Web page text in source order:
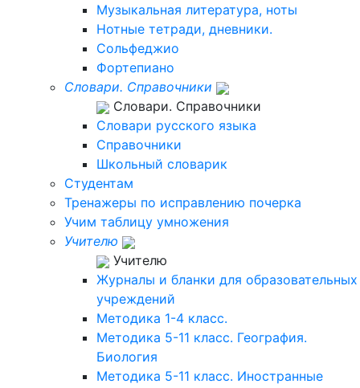
Музыкальная литература, ноты
Нотные тетради, дневники.
Сольфеджио
Фортепиано
Словари. Справочники
Словари. Справочники
Словари русского языка
Справочники
Школьный словарик
Студентам
Тренажеры по исправлению почерка
Учим таблицу умножения
Учителю
Учителю
Журналы и бланки для образовательных
учреждений
Методика 1-4 класс.
Методика 5-11 класс. География.
Биология
Методика 5-11 класс. Иностранные